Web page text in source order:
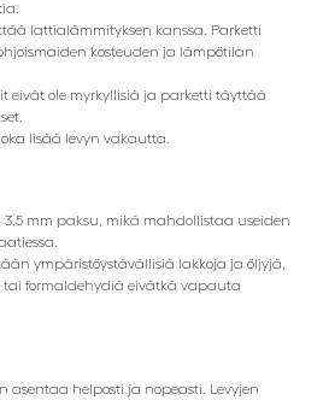
lattialämmityksen kanssa. Parketti
kosteuden ja lämpötilan
eivät ole myrkyllisiä ja parketti täyttää
lisää levyn vakautta.
mm paksu, mikä mahdollistaa useiden
ympäristöystävällisiä lakkoja ja öljyjä,
tai formaldehydiä eivätkä vapauta
asentaa helposti ja nopeasti. Levyjen